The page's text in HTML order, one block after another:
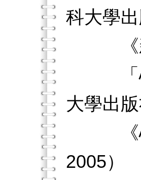
科大學
《新
「心
大學出
《心
2005）